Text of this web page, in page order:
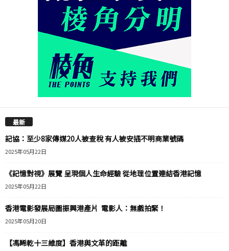
最新
記協：至少8家傳媒20人被查稅 有人被安插不明商業號碼
2025年05月22日
《記憶對視》展覽 呈現個人生命經驗 從地理位置連結香港記憶
2025年05月22日
香港電影發展局圖振興港產片 電影人：無戲拍緊！
2025年05月20日
【馮睎乾十三維度】香港與文革的距離